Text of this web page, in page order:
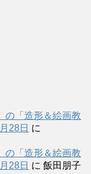
の「造形＆絵画教
28日 に
の「造形＆絵画教
28日 に 飯田朋子